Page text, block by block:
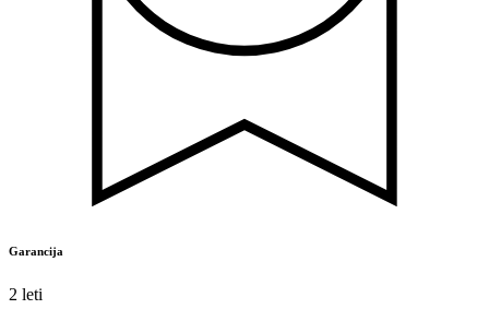
Garancija
2 leti